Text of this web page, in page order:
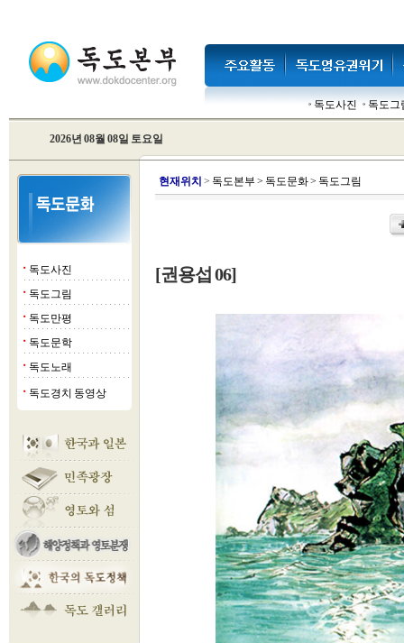
독도사진 독도그
2026년 08월 08일 토요일
■ 독도사진
■ 독도그림
■ 독도만평
■ 독도문학
■ 독도노래
■ 독도경치 동영상
현재위치 > 독도본부 > 독도문화> 독도그림
[권용섭 06]